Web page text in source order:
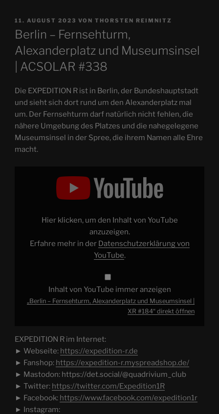
VERÖFFENTLICHT
AM
11. AUGUST 2023 VON THORSTEN REIMNITZ
Berlin – Fernsehturm,
Alexanderplatz und Museumsinsel
| ACSOLAR #338
Die EXPEDITION R ist in Berlin, der Bundeshauptstadt
und sieht sich dort rund um den Alexanderplatz mal
um. Der Fernsehturm darf natürlich nicht fehlen, die
nähere Umgebung des Platzes und die nahegelegene
Museumsinsel in der Spree, die ihrem Namen alle Ehre
macht.
Fernsehturm,
Alexanderplatz
anzeigen
Hier klicken, um den Inhalt von YouTube
anzuzeigen.
Erfahre mehr in der Datenschutzerklärung von
YouTube.
Inhalt von YouTube immer anzeigen
„Berlin – Fernsehturm, Alexanderplatz und Museumsinsel |
XR #184“ direkt öffnen
EXPEDITION R im Internet:
► Webseite: https://expedition-r.de
► Fanshop: https://expedition-r.myspreadshop.de/
► Mastodon: https://det.social/@quadrivium_club
► Twitter: https://twitter.com/Expedition1R
► Facebook: https://www.facebook.com/expedition1r
► Instagram: